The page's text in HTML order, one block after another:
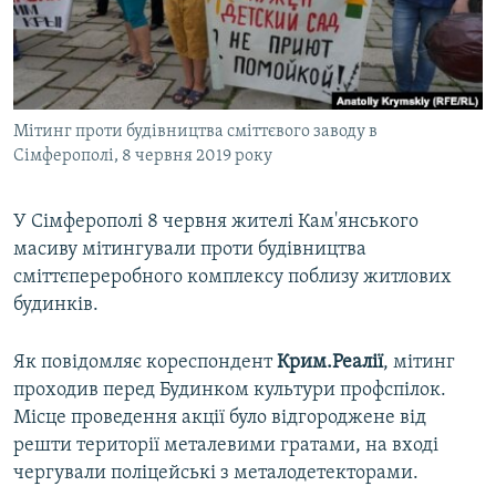
ВІДЕОУРОКИ «ELIFBE»
СВІДЧЕННЯ ОКУПАЦІЇ
УКРАЇНСЬКА ПРОБЛЕМА КРИМУ
ІНФОГРАФІКА
Русский
Qırımtatar
ДОЛУЧАЙСЯ!
Усі сайти RFE/RL
Мітинг проти будівництва сміттєвого заводу в
Сімферополі, 8 червня 2019 року
У Сімферополі 8 червня жителі Кам'янського
масиву мітингували проти будівництва
сміттєпереробного комплексу поблизу житлових
будинків.
Як повідомляє кореспондентКрим.Реалії, мітинг
проходив перед Будинком культури профспілок.
Місце проведення акції було відгороджене від
решти території металевими гратами, на вході
чергували поліцейські з металодетекторами.